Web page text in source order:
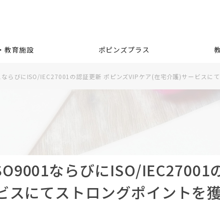
教育施設 ポピンズプラス
らびにISO/IEC27001の認証更新 ポピンズVIPケア(在宅介護)サービスに
ならびにISO/IEC27001
スにてストロングポイントを